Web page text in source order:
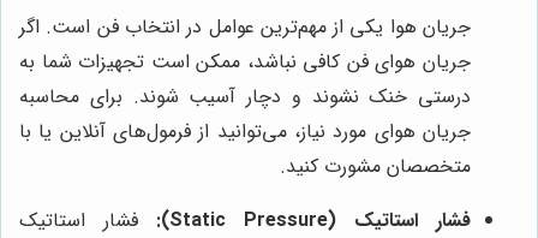
جریان هوا یکی از مهم‌ترین عوامل در انتخاب فن است. اگر
جریان هوای فن کافی نباشد، ممکن است تجهیزات شما به
درستی خنک نشوند و دچار آسیب شوند. برای محاسبه
جریان هوای مورد نیاز، می‌توانید از فرمول‌های آنلاین یا با
متخصصان مشورت کنید.
فشار استاتیک (Static Pressure):
فشار استاتیک